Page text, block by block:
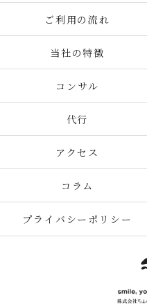
ご利用の流れ
当社の特徴
コンサル
代行
アクセス
コラム
プライバシーポリシー